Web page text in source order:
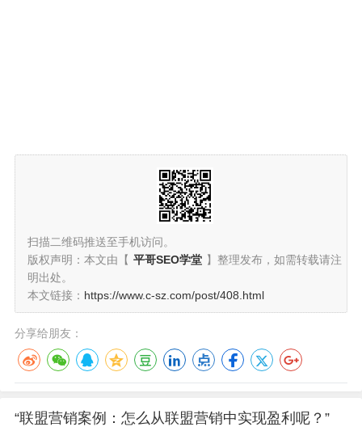
扫描二维码推送至手机访问。
版权声明：本文由【 平哥SEO学堂 】整理发布，如需转载请注
明出处。
本文链接： https://www.c-sz.com/post/408.html
分享给朋友：
“联盟营销案例：怎么从联盟营销中实现盈利呢？”